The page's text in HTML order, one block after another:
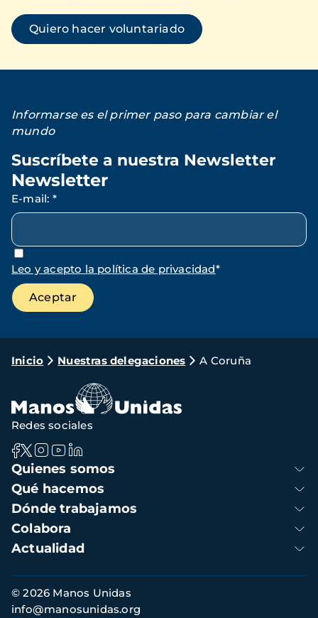
Quiero hacer voluntariado
Informarse es el primer paso para cambiar el
mundo
Suscríbete a nuestra Newsletter
Newsletter
E-mail: *
Leo y acepto la política de privacidad*
Ruta
navegación
Inicio Nuestras delegaciones A Coruña
Navegación
principal
Quienes somos
Qué hacemos
Dónde trabajamos
Colabora
Actualidad
Redes sociales
Información
de
© 2026 Manos Unidas
info@manosunidas.org